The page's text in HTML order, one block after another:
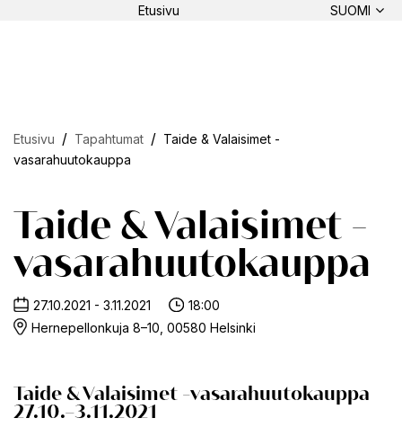
Etusivu SUOMI
Etusivu Tapahtumat
Taide & Valaisimet -
vasarahuutokauppa
Taide & Valaisimet -
vasarahuutokauppa
27.10.2021 - 3.11.2021
18:00
Hernepellonkuja 8–10, 00580 Helsinki
Taide & Valaisimet -vasarahuutokauppa
27.10.–3.11.2021